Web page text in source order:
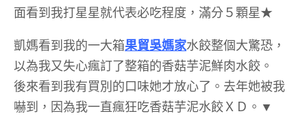
面看到我打星星就代表必吃程度，滿分５顆星★
凱媽看到我的一大箱果貿吳媽家水餃整個大驚恐，
以為我又失心瘋訂了整箱的香菇芋泥鮮肉水餃。
後來看到我有買別的口味她才放心了。去年她被我
嚇到，因為我一直瘋狂吃香菇芋泥水餃ＸＤ。▼